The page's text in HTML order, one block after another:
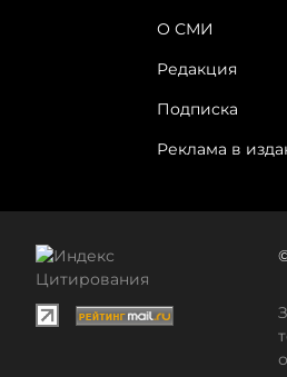
О СМИ
Редакция
Подписка
Реклама в